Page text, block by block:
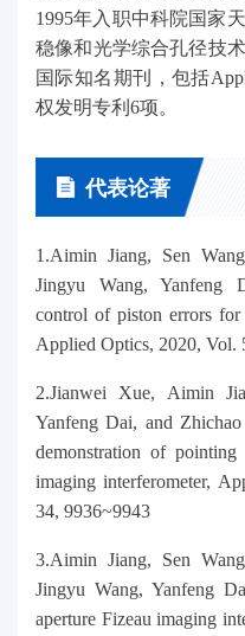
1995年入职中科院国家
稳像和光学综合孔径技
国际知名期刊，包括
权发明专利6项。
代表论著
1.Aimin Jiang, Sen
Jingyu Wang, Yanfeng
control of piston errors for
Applied Optics, 2020, Vol.
2.Jianwei Xue, Aimin
Yanfeng Dai, and
demonstration of
imaging interferometer,
34, 9936~9943
3.Aimin Jiang, Sen
Jingyu Wang, Yanfeng
aperture Fizeau imaging